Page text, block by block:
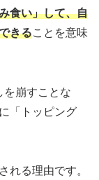
食い」して、自
きることを意味
を崩すことな
「トッピング
れる理由です。